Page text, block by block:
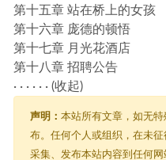
第十五章 站在桥上的女孩
第十六章 庞德的顿悟
第十七章 月光花酒店
第十八章 招聘公告
· · · · · · (收起)
声明： 本站所有文章，如无
布。任何个人或组织，在未征
采集、发布本站内容到任何